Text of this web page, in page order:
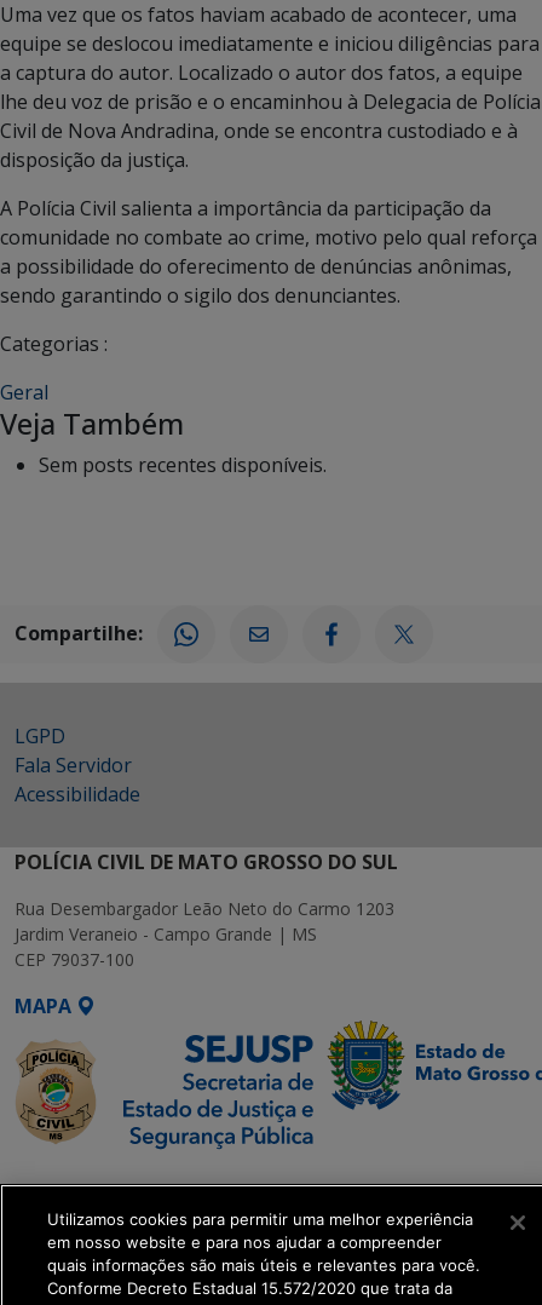
Uma vez que os fatos haviam acabado de acontecer, uma
equipe se deslocou imediatamente e iniciou diligências para
a captura do autor. Localizado o autor dos fatos, a equipe
lhe deu voz de prisão e o encaminhou à Delegacia de Polícia
Civil de Nova Andradina, onde se encontra custodiado e à
disposição da justiça.
A Polícia Civil salienta a importância da participação da
comunidade no combate ao crime, motivo pelo qual reforça
a possibilidade do oferecimento de denúncias anônimas,
sendo garantindo o sigilo dos denunciantes.
Categorias :
Geral
Veja Também
Sem posts recentes disponíveis.
Compartilhe:
LGPD
Fala Servidor
Acessibilidade
POLÍCIA CIVIL DE MATO GROSSO DO SUL
Rua Desembargador Leão Neto do Carmo 1203
Jardim Veraneio - Campo Grande | MS
CEP 79037-100
MAPA
SETDIG | Secretaria-
Executiva de
Transformação Digital
Utilizamos cookies para permitir uma melhor experiência
em nosso website e para nos ajudar a compreender
quais informações são mais úteis e relevantes para você.
Conforme Decreto Estadual 15.572/2020 que trata da